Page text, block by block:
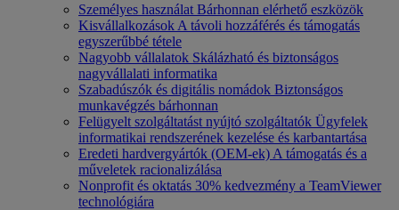
Személyes használat Bárhonnan elérhető eszközök
Kisvállalkozások A távoli hozzáférés és támogatás
egyszerűbbé tétele
Nagyobb vállalatok Skálázható és biztonságos
nagyvállalati informatika
Szabadúszók és digitális nomádok Biztonságos
munkavégzés bárhonnan
Felügyelt szolgáltatást nyújtó szolgáltatók Ügyfelek
informatikai rendszerének kezelése és karbantartása
Eredeti hardvergyártók (OEM-ek) A támogatás és a
műveletek racionalizálása
Nonprofit és oktatás 30% kedvezmény a TeamViewer
technológiára